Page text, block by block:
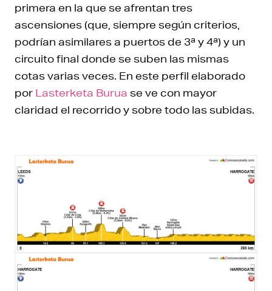
primera en la que se afrentan tres
ascensiones (que, siempre según criterios,
podrían asimilares a puertos de 3ª y 4ª) y un
circuito final donde se suben las mismas
cotas varias veces. En este perfil elaborado
por Lasterketa Burua se ve con mayor
claridad el recorrido y sobre todo las subidas.